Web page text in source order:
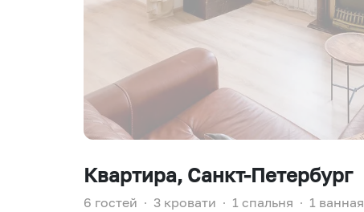
Квартира, Санкт-Петербург
6 гостей ∙ 3 кровати ∙ 1 спальня ∙ 1 ванная